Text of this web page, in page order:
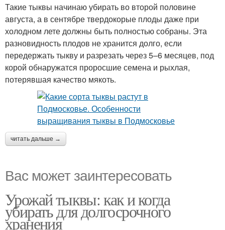
Такие тыквы начинаю убирать во второй половине
августа, а в сентябре твердокорые плоды даже при
холодном лете должны быть полностью собраны. Эта
разновидность плодов не хранится долго, если
передержать тыкву и разрезать через 5–6 месяцев, под
корой обнаружатся проросшие семена и рыхлая,
потерявшая качество мякоть.
читать дальше →
Вас может заинтересовать
Урожай тыквы: как и когда
убирать для долгосрочного
хранения